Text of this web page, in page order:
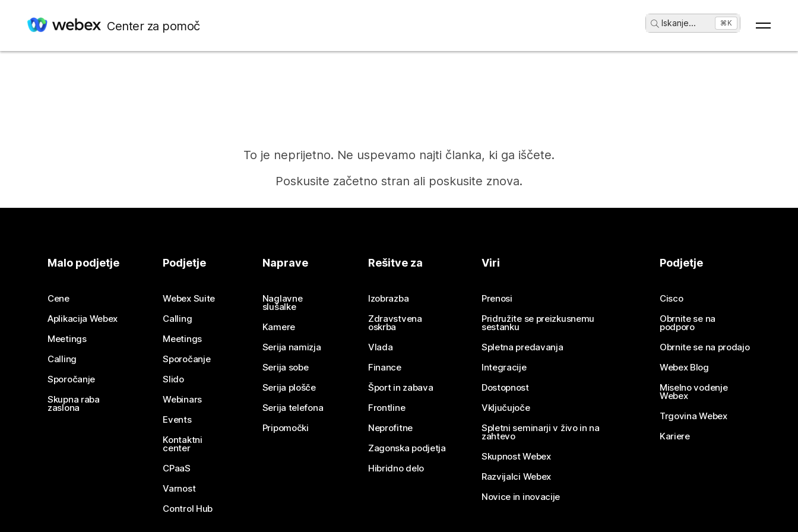
Center za pomoč Iskanje... ⌘K
To je neprijetno. Ne uspevamo najti članka, ki ga iščete.
Poskusite začetno stran ali poskusite znova.
Potrebujete odgovor?
Pošlji vprašanje
Malo podjetje
Cene
Aplikacija Webex
Meetings
Calling
Sporočanje
Skupna raba
zaslona
Podjetje
Webex Suite
Calling
Meetings
Sporočanje
Slido
Webinars
Events
Kontaktni
center
CPaaS
Varnost
Control Hub
Naprave
Naglavne
slušalke
Kamere
Serija namizja
Serija sobe
Serija plošče
Serija telefona
Pripomočki
Rešitve za
Izobrazba
Zdravstvena
oskrba
Vlada
Finance
Šport in zabava
Frontline
Neprofitne
Zagonska podjetja
Hibridno delo
Viri
Prenosi
Pridružite se preizkusnemu
sestanku
Spletna predavanja
Integracije
Dostopnost
Vključujoče
Spletni seminarji v živo in na
zahtevo
Skupnost Webex
Razvijalci Webex
Novice in inovacije
Podjetje
Cisco
Obrnite se na
podporo
Obrnite se na prodajo
Webex Blog
Miselno vodenje
Webex
Trgovina Webex
Kariere